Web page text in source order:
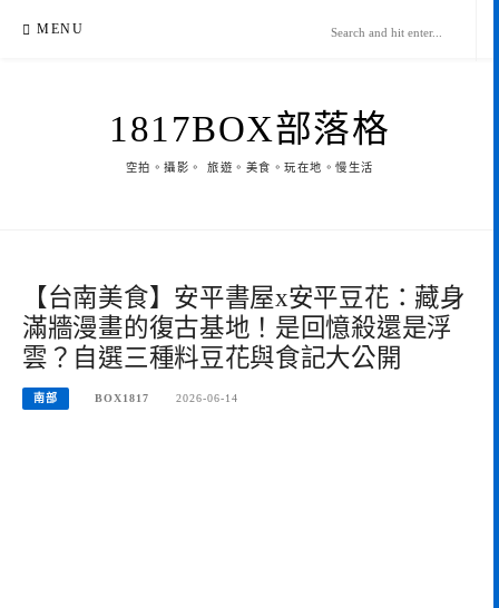
MENU
1817BOX部落格
空拍。攝影。 旅遊。美食。玩在地。慢生活
【台南美食】安平書屋x安平豆花：藏身
滿牆漫畫的復古基地！是回憶殺還是浮
雲？自選三種料豆花與食記大公開
南部 BOX1817 2026-06-14